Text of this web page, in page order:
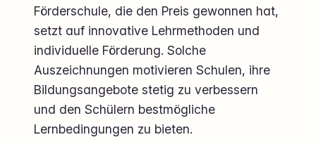
Förderschule, die den Preis gewonnen hat,
setzt auf innovative Lehrmethoden und
individuelle Förderung. Solche
Auszeichnungen motivieren Schulen, ihre
Bildungsangebote stetig zu verbessern
und den Schülern bestmögliche
Lernbedingungen zu bieten.